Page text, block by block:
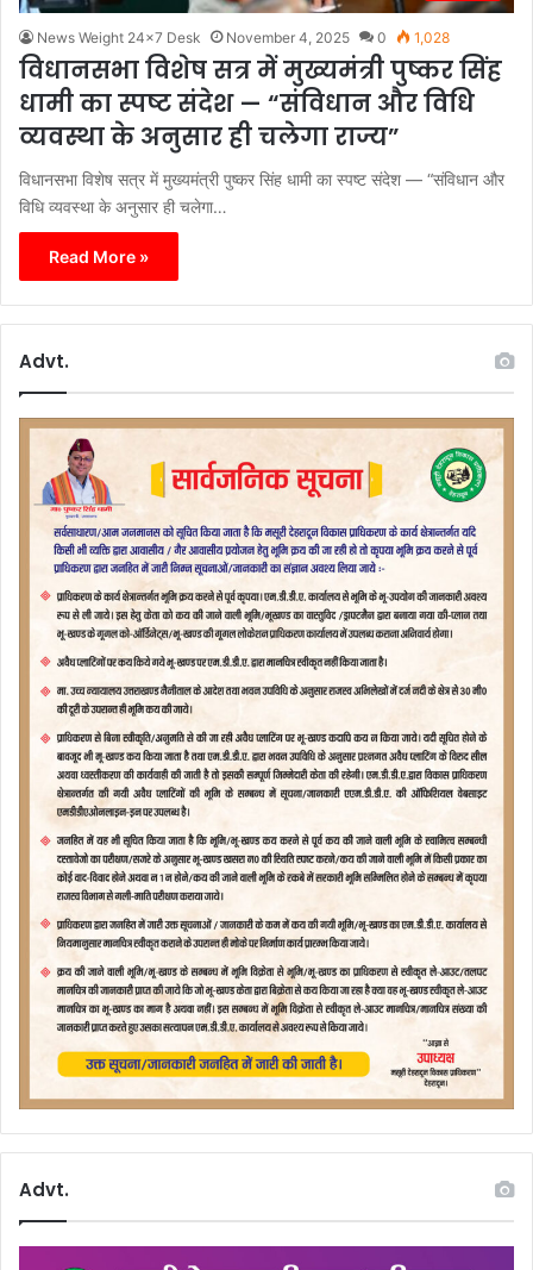
News Weight 24x7 Desk November 4, 2025 0 1,028
विधानसभा विशेष सत्र में मुख्यमंत्री पुष्कर सिंह
धामी का स्पष्ट संदेश — “संविधान और विधि
व्यवस्था के अनुसार ही चलेगा राज्य”
विधानसभा विशेष सत्र में मुख्यमंत्री पुष्कर सिंह धामी का स्पष्ट संदेश — “संविधान और
विधि व्यवस्था के अनुसार ही चलेगा…
Read More »
Advt.
Advt.